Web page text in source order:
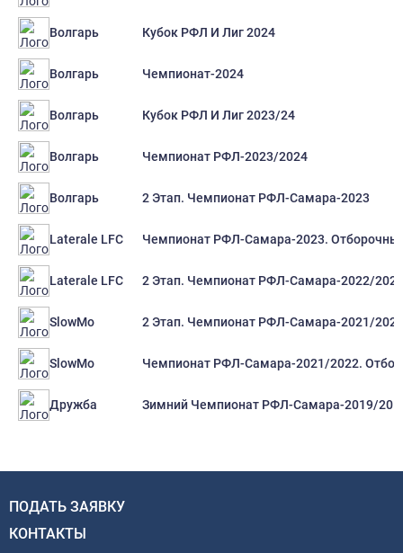
Волгарь Кубок РФЛ И Лиг 2024
Волгарь Чемпионат-2024
Волгарь Кубок РФЛ И Лиг 2023/24
Волгарь Чемпионат РФЛ-2023/2024
Волгарь 2 Этап. Чемпионат РФЛ-Самара-2023
Laterale LFC Чемпионат РФЛ-Самара-2023.
Laterale LFC 2 Этап. Чемпионат РФЛ-Самара-2022/2023
SlowMo 2 Этап. Чемпионат РФЛ-Самара-2021/2022
SlowMo Чемпионат РФЛ-Самара-2021/2022.
Дружба Зимний Чемпионат РФЛ-Самара-2019/20
ПОДАТЬ ЗАЯВКУ
КОНТАКТЫ